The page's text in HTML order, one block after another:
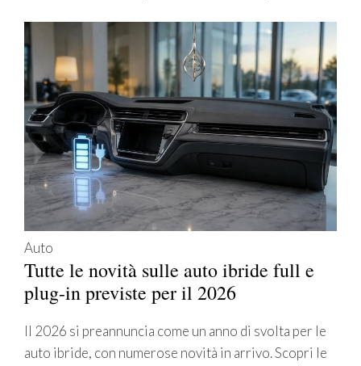
Auto
Tutte le novità sulle auto ibride full e
plug-in previste per il 2026
Il 2026 si preannuncia come un anno di svolta per le
auto ibride, con numerose novità in arrivo. Scopri le